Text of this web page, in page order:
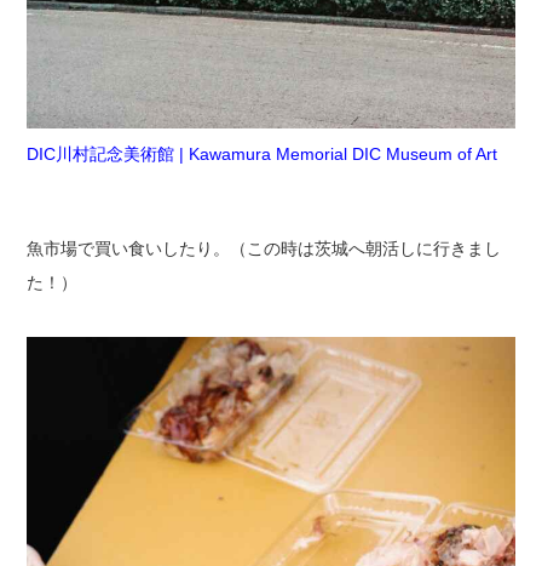
DIC川村記念美術館 | Kawamura Memorial DIC Museum of Art
魚市場で買い食いしたり。（この時は茨城へ朝活しに行きまし
た！）